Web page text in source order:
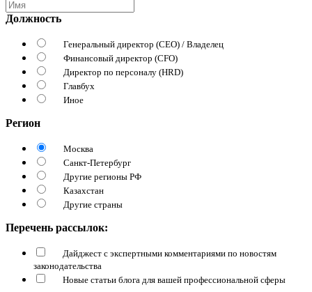
Должность
Генеральный директор (CEO) / Владелец
Финансовый директор (CFO)
Директор по персоналу (HRD)
Главбух
Иное
Регион
Москва
Санкт-Петербург
Другие регионы РФ
Казахстан
Другие страны
Перечень рассылок:
Дайджест с экспертными комментариями по новостям
законодательства
Новые статьи блога для вашей профессиональной сферы